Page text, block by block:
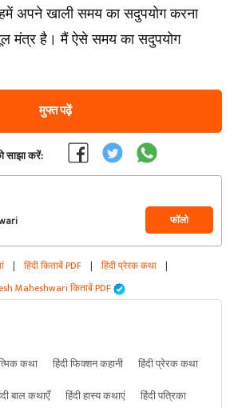
अपने खाली समय का सदुपयोग करना
मंत्र है। मैं ऐसे समय का सदुपयोग
मुफ्त पढ़ें
साझा करें:
फॉलो
| हिंदी किताबें PDF | हिंदी प्रेरक कथा |
Maheshwari किताबें PDF
कथा हिंदी फिक्शन कहानी
हिंदी प्रेरक कथा
बाल कथाएँ हिंदी हास्य कथाएं हिंदी पत्रिका